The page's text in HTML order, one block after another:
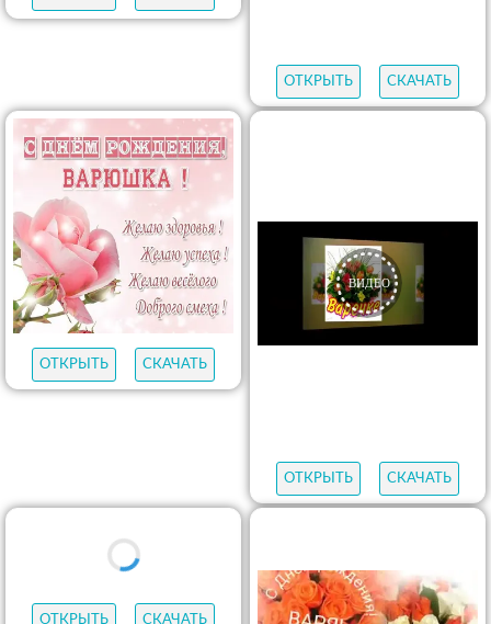
ОТКРЫТЬ СКАЧАТЬ
ОТКРЫТЬ СКАЧАТЬ
ОТКРЫТЬ СКАЧАТЬ